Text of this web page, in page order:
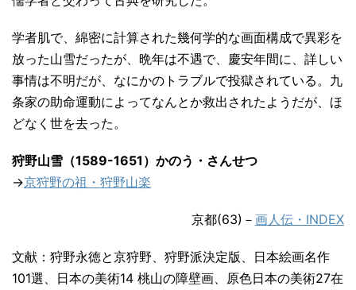
学者肌で、綿密に計算された幾何学的な画面構成で異彩を
放った山雪だったが、晩年は不遇で、慶安年間に、詳しい
事情は不明だが、なにかのトラブルで投獄されている。九
条家の助命運動によってなんとか救出されたようだが、ほ
どなく世を去った。
狩野山雪（1589-1651）かのう・さんせつ
→京狩野の祖・狩野山楽
京都(63)－ 画人伝・INDEX
文献：狩野永徳と京狩野、狩野派決定版、日本絵画名作
101選、日本の美術14 桃山の障壁画、原色日本の美術27在